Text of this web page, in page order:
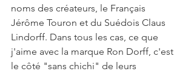
noms des créateurs, le Français
Jérôme Touron et du Suédois Claus
Lindorff. Dans tous les cas, ce que
j'aime avec la marque Ron Dorff, c'est
le côté "sans chichi" de leurs